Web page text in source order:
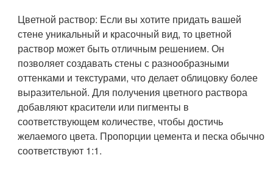
Цветной раствор: Если вы хотите придать вашей
стене уникальный и красочный вид, то цветной
раствор может быть отличным решением. Он
позволяет создавать стены с разнообразными
оттенками и текстурами, что делает облицовку более
выразительной. Для получения цветного раствора
добавляют красители или пигменты в
соответствующем количестве, чтобы достичь
желаемого цвета. Пропорции цемента и песка обычно
соответствуют 1:1.